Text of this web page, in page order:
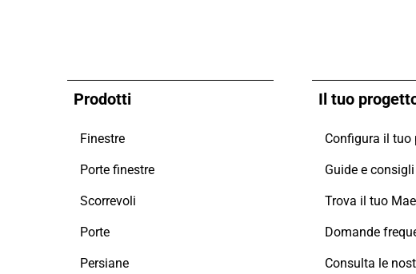
Prodotti
Finestre
Porte finestre
Scorrevoli
Porte
Persiane
Il tuo
Configura il tuo
Guide e consigli
Domande
Consulta le